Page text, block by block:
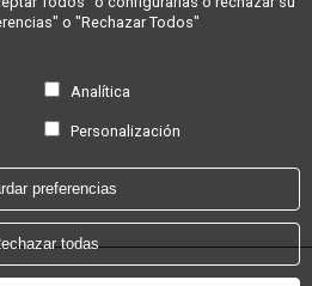
o "Rechazar Todos"
Analítica
Personalización
preferencias
todas